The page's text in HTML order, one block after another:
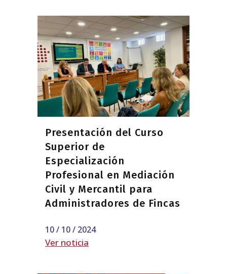
Presentación del Curso
Superior de
Especialización
Profesional en Mediación
Civil y Mercantil para
Administradores de Fincas
10 / 10 / 2024
Ver noticia